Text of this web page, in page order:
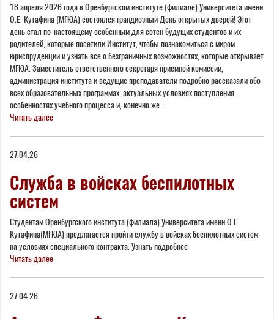
18 апреля 2026 года в Оренбургском институте (филиале) Университета имени
О.Е. Кутафина (МГЮА) состоялся грандиозный День открытых дверей! Этот
день стал по-настоящему особенным для сотен будущих студентов и их
родителей, которые посетили Институт, чтобы познакомиться с миром
юриспруденции и узнать все о безграничных возможностях, которые открывает
МГЮА. Заместитель ответственного секретаря приемной комиссии,
администрация института и ведущие преподаватели подробно рассказали обо
всех образовательных программах, актуальных условиях поступления,
особенностях учебного процесса и, конечно же...
Читать далее
27.04.26
Служба в войсках беспилотных
систем
Студентам Оренбургского института (филиала) Университета имени О.Е.
Кутафина(МГЮА) предлагается пройти службу в войсках беспилотных систем
на условиях специального контракта. Узнать подробнее
Читать далее
27.04.26